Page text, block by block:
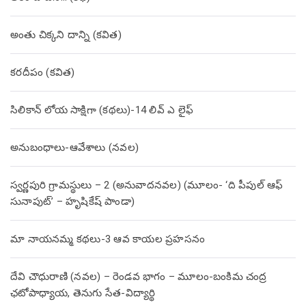
అంతు చిక్కని దాన్ని (కవిత)
కరదీపం (కవిత)
సిలికాన్ లోయ సాక్షిగా (కథలు)-14 లివ్ ఎ లైఫ్
అనుబంధాలు-ఆవేశాలు (నవల)
స్వర్ణపురి గ్రామస్థులు – 2 (అనువాదనవల) (మూలం- ‘ది పీపుల్ ఆఫ్
సునాపుట్’ – హృషికేష్ పాండా)
మా నాయనమ్మ కథలు-3 ఆవ కాయల ప్రహసనం
దేవి చౌధురాణి (నవల) – రెండవ భాగం – మూలం-బంకిమ చంద్ర
ఛటోపాధ్యాయ, తెనుగు సేత-విద్యార్థి